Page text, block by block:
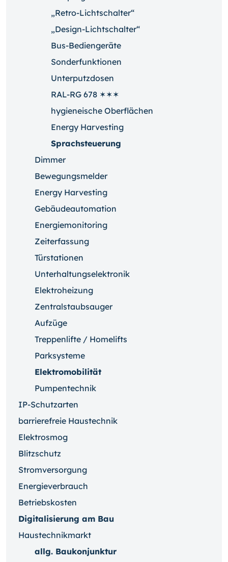
„Retro-Lichtschalter“
„Design-Lichtschalter“
Bus-Bediengeräte
Sonderfunktionen
Unterputzdosen
RAL-RG 678 ✶✶✶
hygieneische Oberflächen
Energy Harvesting
Sprachsteuerung
Dimmer
Bewegungsmelder
Energy Harvesting
Gebäudeautomation
Energiemonitoring
Zeiterfassung
Türstationen
Unterhaltungselektronik
Elektroheizung
Zentralstaubsauger
Aufzüge
Treppenlifte / Homelifts
Parksysteme
Elektromobilität
Pumpentechnik
IP-Schutzarten
barrierefreie Haustechnik
Elektrosmog
Blitzschutz
Stromversorgung
Energieverbrauch
Betriebskosten
Digitalisierung am Bau
Haustechnikmarkt
allg. Baukonjunktur